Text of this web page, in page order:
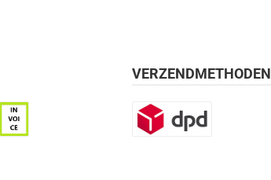
VERZENDMETHODEN